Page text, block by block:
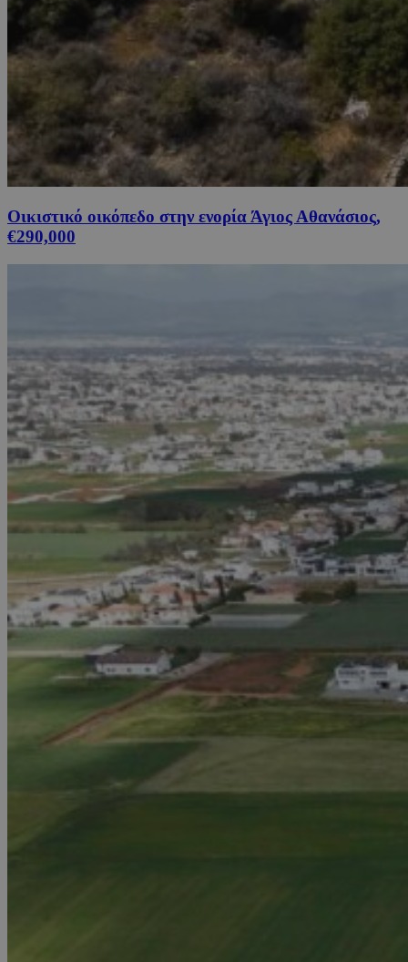
Οικιστικό οικόπεδο στην ενορία Άγιος Αθανάσιος,
€290,000